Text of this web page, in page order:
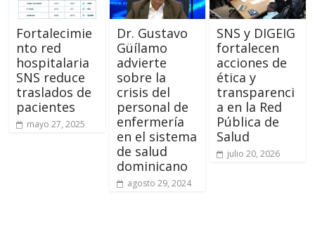
Fortalecimie
nto red
hospitalaria
SNS reduce
traslados de
pacientes
mayo 27, 2025
Dr. Gustavo
Güílamo
advierte
sobre la
crisis del
personal de
enfermería
en el sistema
de salud
dominicano
agosto 29, 2024
SNS y DIGEIG
fortalecen
acciones de
ética y
transparenci
a en la Red
Pública de
Salud
julio 20, 2026